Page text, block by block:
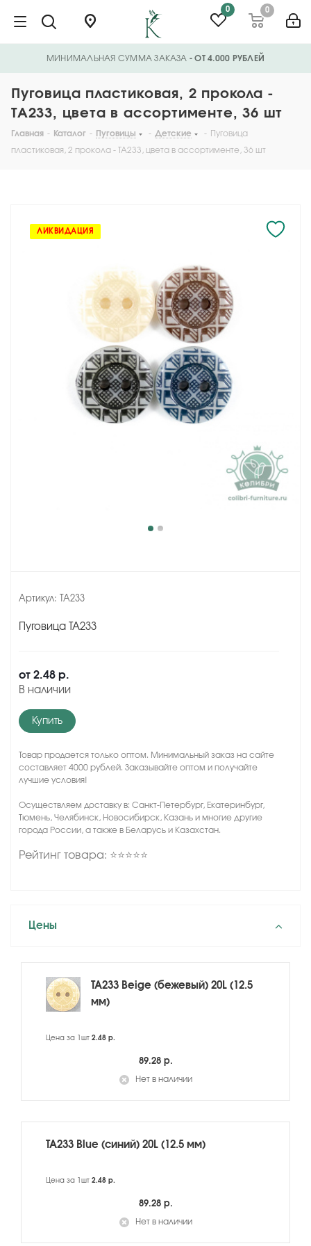
0 0
МИНИМАЛЬНАЯ СУММА ЗАКАЗА - ОТ 4.000 РУБЛЕЙ
Пуговица пластиковая, 2 прокола -
TA233, цвета в ассортименте, 36 шт
Главная - Каталог - Пуговицы - Детские - Пуговица
пластиковая, 2 прокола - TA233, цвета в ассортименте, 36 шт
ЛИКВИДАЦИЯ
Артикул: TA233
Пуговица TA233
от 2.48 р.
В наличии
Купить
Товар продается только оптом. Минимальный заказ на сайте
составляет 4000 рублей. Заказывайте оптом и получайте
лучшие условия!
Осуществляем доставку в: Санкт-Петербург, Екатеринбург,
Тюмень, Челябинск, Новосибирск, Казань и многие другие
города России, а также в Беларусь и Казахстан.
Рейтинг товара: ⭐⭐⭐⭐⭐
Цены
TA233 Beige (бежевый) 20L (12.5
мм)
Цена за 1шт 2.48 р.
89.28 р.
Нет в наличии
TA233 Blue (синий) 20L (12.5 мм)
Цена за 1шт 2.48 р.
89.28 р.
Нет в наличии